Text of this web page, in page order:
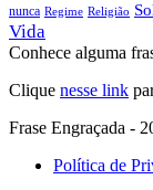
nunca Regime Religião
Vida
Conhece alguma
Clique nesse link
Frase Engraçada -
Política de